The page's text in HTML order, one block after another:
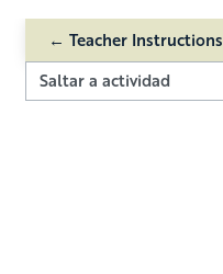
← Teacher Instructions
Saltar a actividad